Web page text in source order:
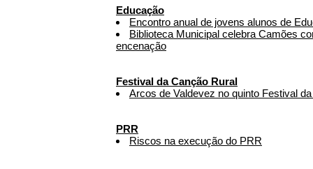
Educação
Encontro anual de jovens alunos de
Biblioteca Municipal celebra Camões
encenação
Festival da Canção Rural
Arcos de Valdevez no quinto Festival
PRR
Riscos na execução do PRR